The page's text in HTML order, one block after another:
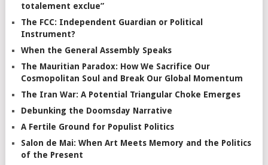
totalement exclue”
The FCC: Independent Guardian or Political
Instrument?
When the General Assembly Speaks
The Mauritian Paradox: How We Sacrifice Our
Cosmopolitan Soul and Break Our Global Momentum
The Iran War: A Potential Triangular Choke Emerges
Debunking the Doomsday Narrative
A Fertile Ground for Populist Politics
Salon de Mai: When Art Meets Memory and the Politics
of the Present